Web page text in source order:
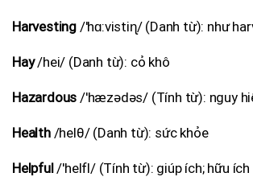
Harvesting /'hɑ:vistiɳ/ (Danh từ): như
Hay/hei/ (Danh từ): cỏ khô
Hazardous /'hæzədəs/ (Tính từ): nguy
Health/helθ/ (Danh từ): sức khỏe
Helpful/'helfl/ (Tính từ): giúp ích; hữu ích